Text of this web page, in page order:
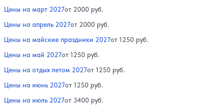
Цены на март 2027от 2000 руб.
Цены на апрель 2027от 2000 руб.
Цены на майские праздники 2027от 1250 руб.
Цены на май 2027от 1250 руб.
Цены на отдых летом 2027от 1250 руб.
Цены на июнь 2027от 1250 руб.
Цены на июль 2027от 3400 руб.